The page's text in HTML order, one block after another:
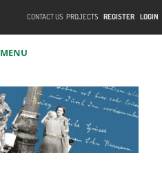
CONTACT US PROJECTS REGISTER LOGIN
MENU